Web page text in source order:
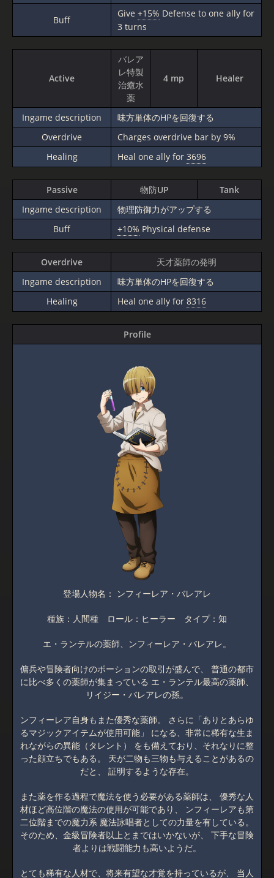
Buff
Give +15% Defense to one ally for
3 turns
Active
バレア
レ特製
治癒水
薬
4 mp Healer
Ingame description
味方単体のHPを回復する
Overdrive
Charges overdrive bar by 9%
Healing
Heal one ally for 3696
Passive 物防UP
Tank
Ingame description
物理防御力がアップする
Buff
+10% Physical defense
Overdrive
天才薬師の発明
Ingame description
味方単体のHPを回復する
Healing
Heal one ally for 8316
Profile
登場人物名： ンフィーレア・バレアレ
種族：人間種 ロール：ヒーラー タイプ：知
エ・ランテルの薬師、ンフィーレア・バレアレ。
傭兵や冒険者向けのポーションの取引が盛んで、 普通の都市
に比べ多くの薬師が集まっている エ・ランテル最高の薬師、
リイジー・バレアレの孫。
ンフィーレア自身もまた優秀な薬師。 さらに「ありとあらゆ
るマジックアイテムが使用可能」 になる、非常に稀有な生ま
れながらの異能（タレント） をも備えており、それなりに整
った顔立ちでもある。 天が二物も三物も与えることがあるの
だと、 証明するような存在。
また薬を作る過程で魔法を使う必要がある薬師は、 優秀な人
材ほど高位階の魔法の使用が可能であり、 ンフィーレアも第
二位階までの魔力系 魔法詠唱者としての力量を有している。
そのため、金級冒険者以上とまではいかないが、 下手な冒険
者よりは戦闘能力も高いようだ。
とても稀有な人材で、将来有望な才覚を持っているが、 当人